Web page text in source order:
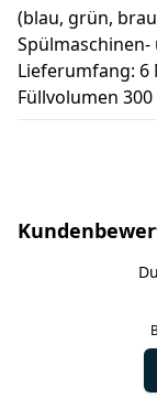
(blau, grün,
Lieferumfang: 6
Füllvolumen 300